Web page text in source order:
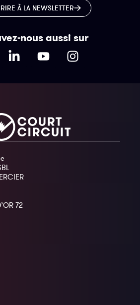
À LA NEWSLETTER
nous aussi sur
72